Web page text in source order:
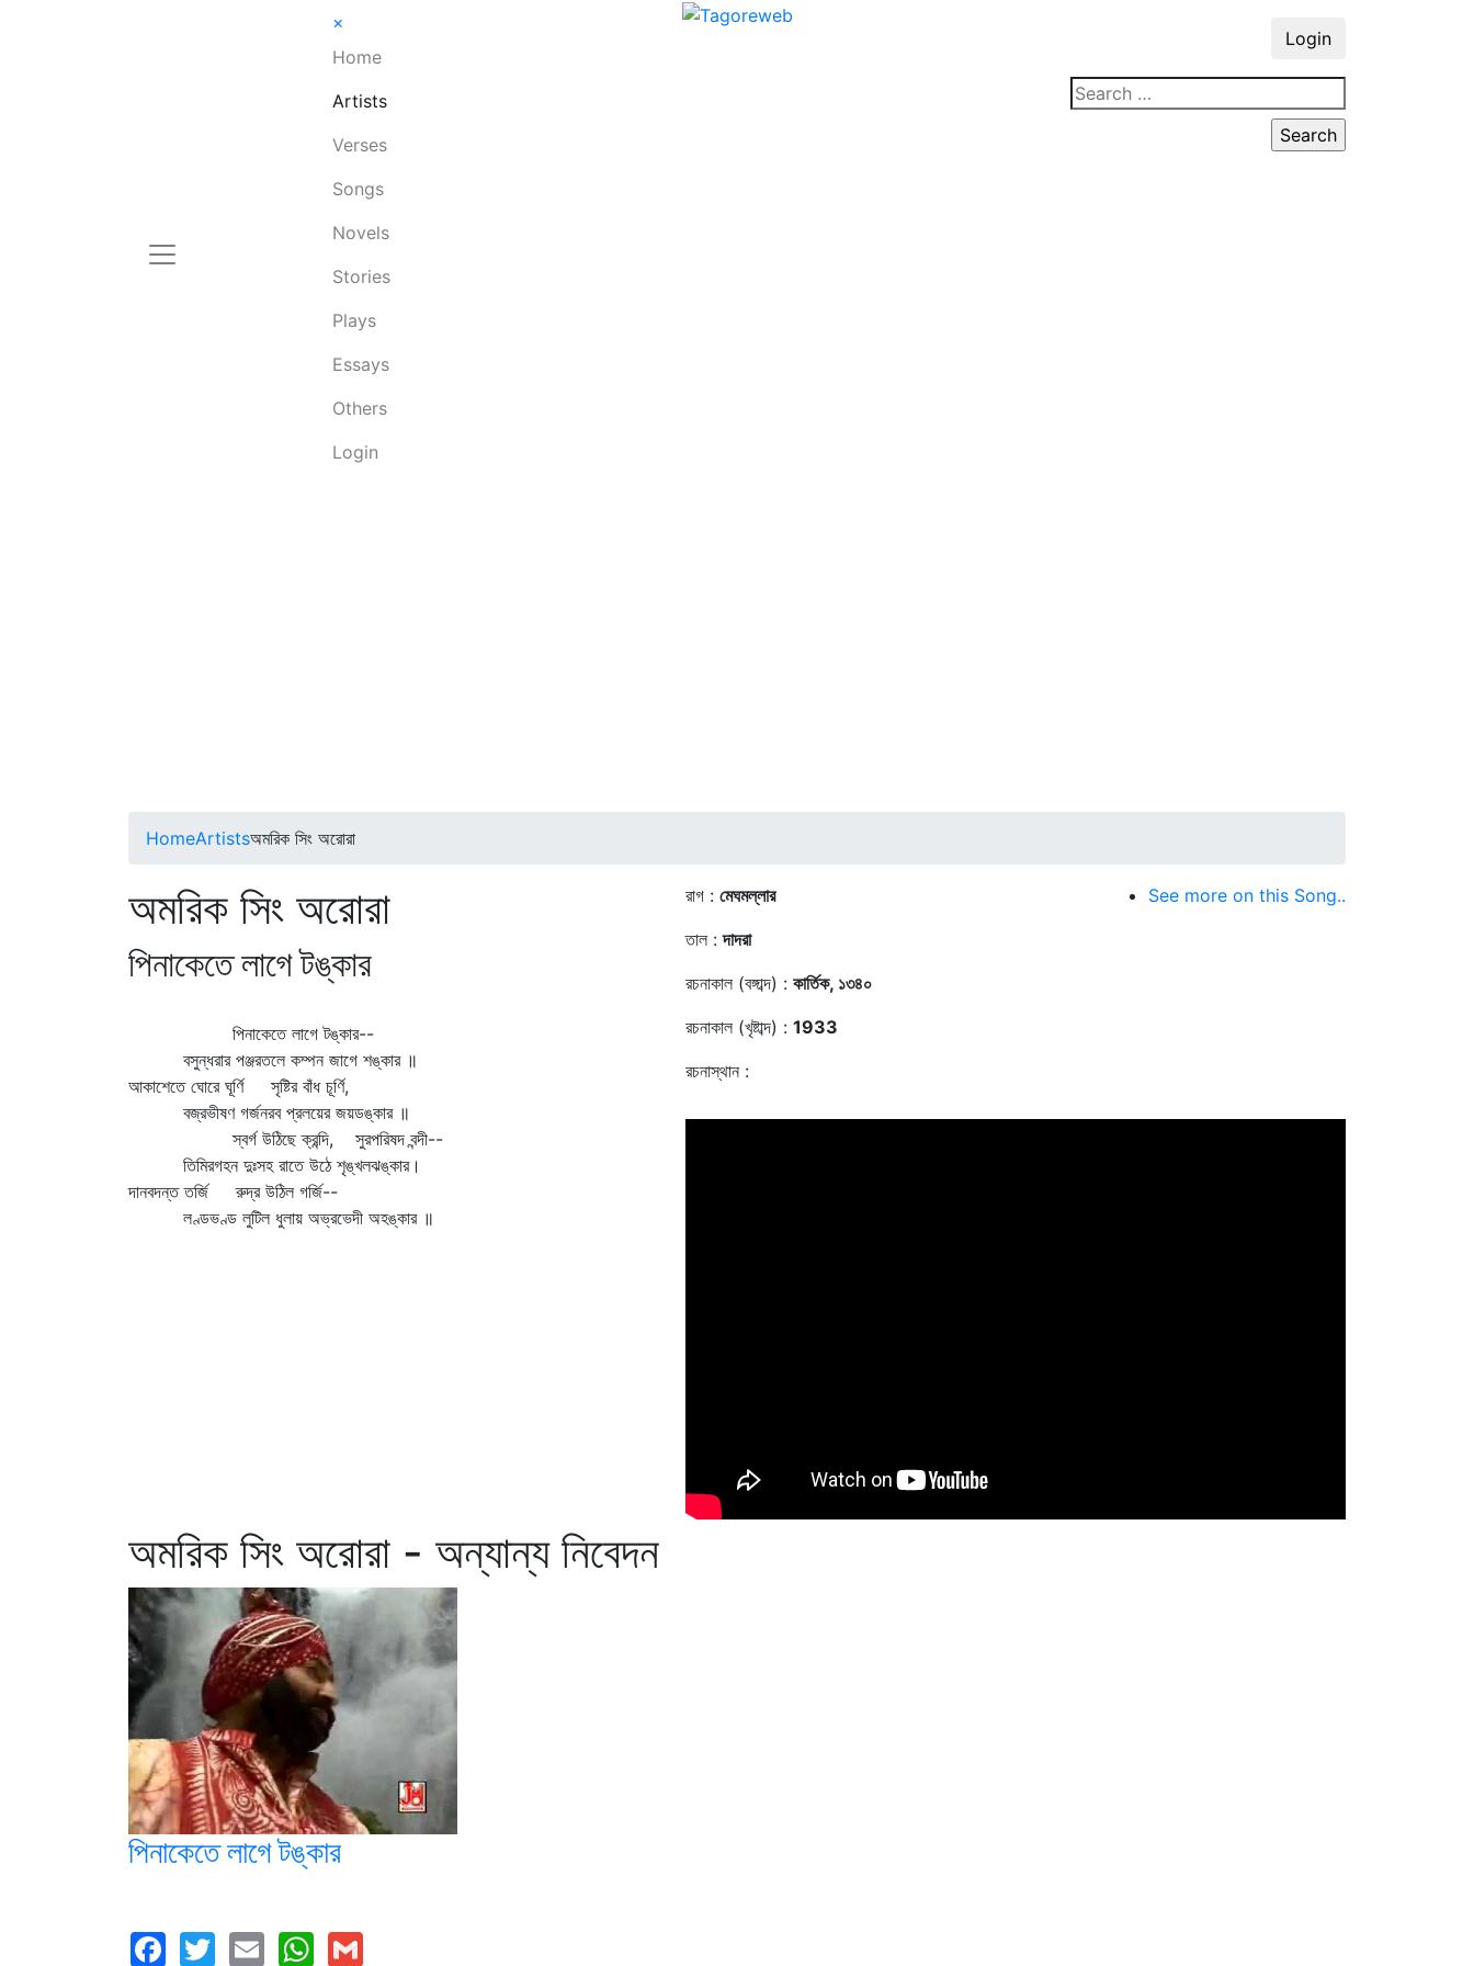
×
Home
Artists
Verses
Songs
Novels
Stories
Plays
Essays
Others
Login
Login
HomeArtistsঅমরিক সিং অরোরা
অমরিক সিং অরোরা
পিনাকেতে লাগে টঙ্কার
পিনাকেতে লাগে টঙ্কার--
বসুন্ধরার পঞ্জরতলে কম্পন জাগে শঙ্কার ॥
আকাশেতে ঘোরে ঘূর্ণি সৃষ্টির বাঁধ চূর্ণি,
বজ্রভীষণ গর্জনরব প্রলয়ের জয়ডঙ্কার ॥
স্বর্গ উঠিছে ক্রন্দি, সুরপরিষদ বন্দী--
তিমিরগহন দুঃসহ রাতে উঠে শৃঙ্খলঝঙ্কার।
দানবদন্ত তর্জি রুদ্র উঠিল গর্জি--
লণ্ডভণ্ড লুটিল ধুলায় অভ্রভেদী অহঙ্কার ॥
রাগ : মেঘমল্লার
তাল :দাদরা
রচনাকাল (বঙ্গাব্দ) : কার্তিক, ১৩৪০
রচনাকাল (খৃষ্টাব্দ) : 1933
রচনাস্থান :
See more on this Song..
অমরিক সিং অরোরা - অন্যান্য নিবেদন
পিনাকেতে লাগে টঙ্কার